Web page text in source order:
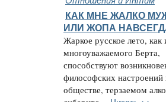
КАК МНЕ ЖАЛКО
ИЛИ ЖОПА
Жаркое русское лето, как
многоуважаемого Берта,
способствуют
философских настроений
обществе, терзаемом